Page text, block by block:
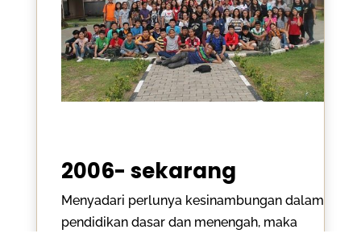
2006- sekarang
Menyadari perlunya kesinambungan dalam
pendidikan dasar dan menengah, maka